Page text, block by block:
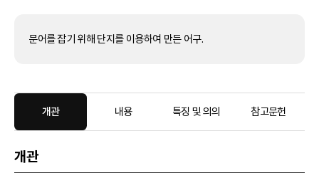
문어를 잡기 위해 단지를 이용하여 만든 어구.
개관 내용 특징 및 의의 참고문헌
개관